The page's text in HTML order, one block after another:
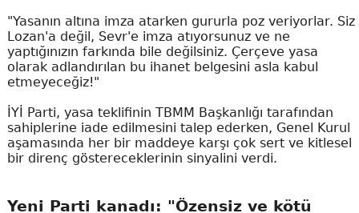
"Yasanın altına imza atarken gururla poz veriyorlar. Siz
Lozan'a değil, Sevr'e imza atıyorsunuz ve ne
yaptığınızın farkında bile değilsiniz. Çerçeve yasa
olarak adlandırılan bu ihanet belgesini asla kabul
etmeyeceğiz!"
İYİ Parti, yasa teklifinin TBMM Başkanlığı tarafından
sahiplerine iade edilmesini talep ederken, Genel Kurul
aşamasında her bir maddeye karşı çok sert ve kitlesel
bir direnç göstereceklerinin sinyalini verdi.
Yeni Parti kanadı: "Özensiz ve kötü